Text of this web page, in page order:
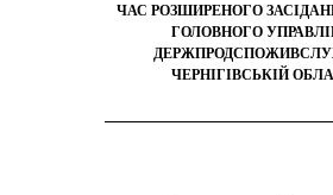
ЧАС РОЗШИРЕНОГО
ГОЛОВНОГО
ЧЕРНІГІВСЬКІЙ